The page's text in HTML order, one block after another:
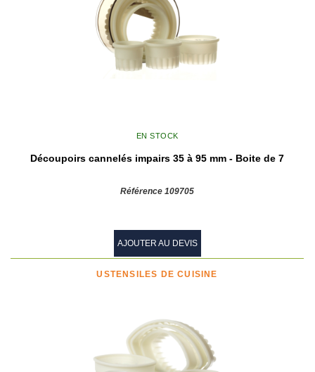
EN STOCK
Découpoirs cannelés impairs 35 à 95 mm - Boite de 7
Référence 109705
AJOUTER AU DEVIS
USTENSILES DE CUISINE